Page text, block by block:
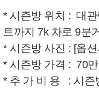
* 시즌방 위치 : 대관
트까지 7k 차로 9분
* 시즌방 사진 : [옵
* 시즌방 가격 : 70
* 추 가 비 용
: 시즌